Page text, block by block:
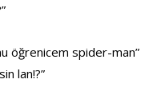
öğrenicem spider-man”
lan!?”